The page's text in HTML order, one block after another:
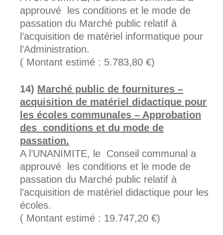
approuvé les conditions et le mode de
passation du Marché public relatif à
l’acquisition de matériel informatique pour
l’Administration.
( Montant estimé : 5.783,80 €)
Marché public de fournitures –
acquisition de matériel didactique pour
les écoles communales – Approbation
des conditions et du mode de
passation.
A l’UNANIMITE, le Conseil communal a
approuvé les conditions et le mode de
passation du Marché public relatif à
l’acquisition de matériel didactique pour les
écoles.
( Montant estimé : 19.747,20 €)